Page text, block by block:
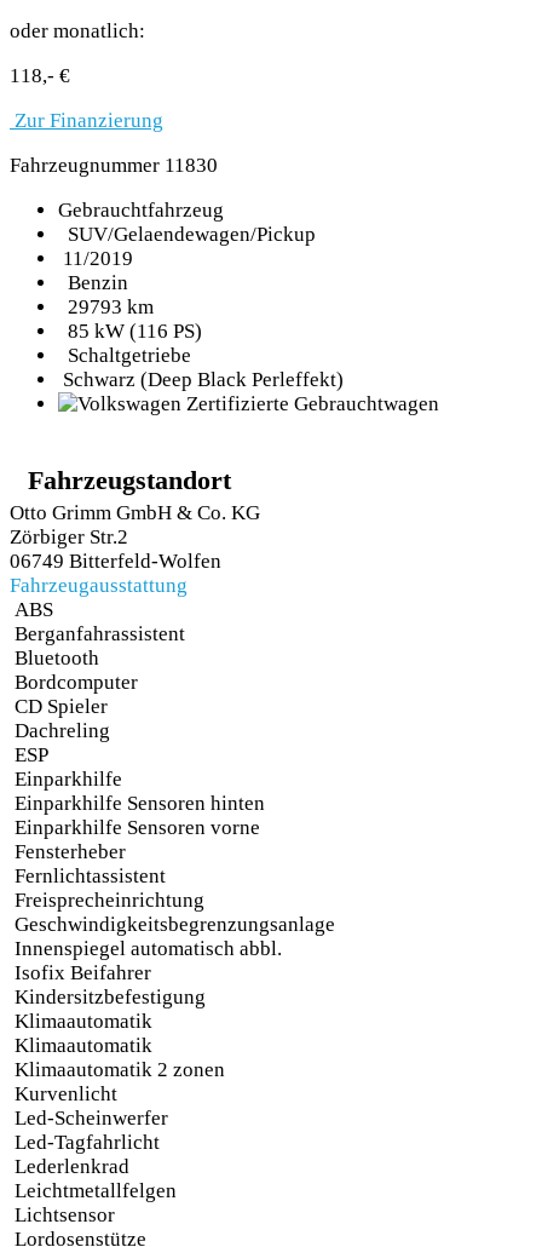
oder monatlich:
118,- €
Zur Finanzierung
Fahrzeugnummer 11830
Gebrauchtfahrzeug
SUV/Gelaendewagen/Pickup
11/2019
Benzin
29793 km
85 kW (116 PS)
Schaltgetriebe
Schwarz (Deep Black Perleffekt)
Fahrzeugstandort
Otto Grimm GmbH & Co. KG
Zörbiger Str.2
06749 Bitterfeld-Wolfen
Fahrzeugausstattung
ABS
Berganfahrassistent
Bluetooth
Bordcomputer
CD Spieler
Dachreling
ESP
Einparkhilfe
Einparkhilfe Sensoren hinten
Einparkhilfe Sensoren vorne
Fensterheber
Fernlichtassistent
Freisprecheinrichtung
Geschwindigkeitsbegrenzungsanlage
Innenspiegel automatisch abbl.
Isofix Beifahrer
Kindersitzbefestigung
Klimaautomatik
Klimaautomatik
Klimaautomatik 2 zonen
Kurvenlicht
Led-Scheinwerfer
Led-Tagfahrlicht
Lederlenkrad
Leichtmetallfelgen
Lichtsensor
Lordosenstütze